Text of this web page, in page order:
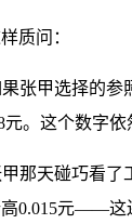
质问：
张甲选择的参
。这个数字依
那天碰巧看了
0.015元——这